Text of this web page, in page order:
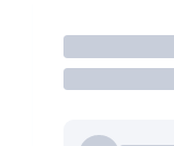
Торговать